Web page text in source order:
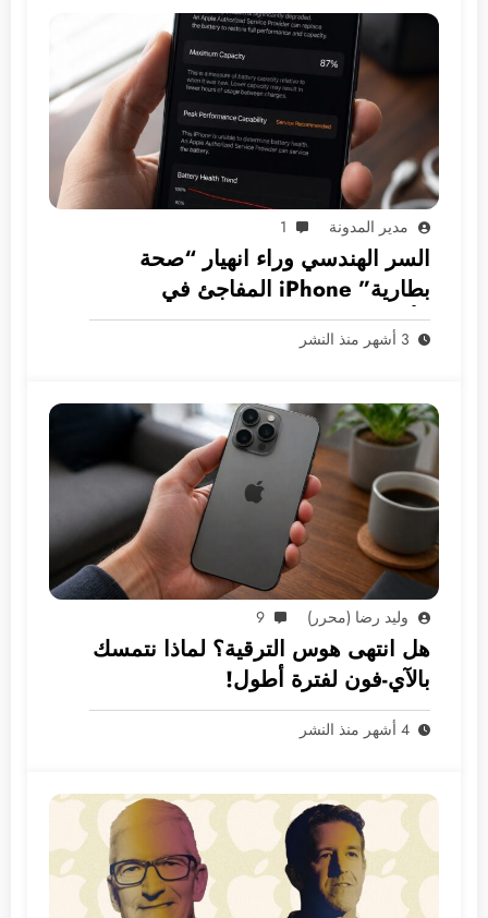
مدير المدونة 1
السر الهندسي وراء انهيار “صحة
بطارية” iPhone المفاجئ في
الأسواق العربية
3 أشهر منذ النشر
وليد رضا (محرر) 9
هل انتهى هوس الترقية؟ لماذا نتمسك
بالآي-فون لفترة أطول!
4 أشهر منذ النشر